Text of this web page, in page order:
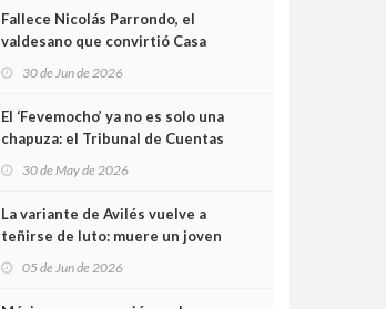
minutos
Fallece Nicolás Parrondo, el
valdesano que convirtió Casa
30 de Jun de 2026
El ‘Fevemocho’ ya no es solo una
chapuza: el Tribunal de Cuentas
sobrecoste de los trenes que no
cabían por los túneles
30 de May de 2026
La variante de Avilés vuelve a
teñirse de luto: muere un joven
05 de Jun de 2026